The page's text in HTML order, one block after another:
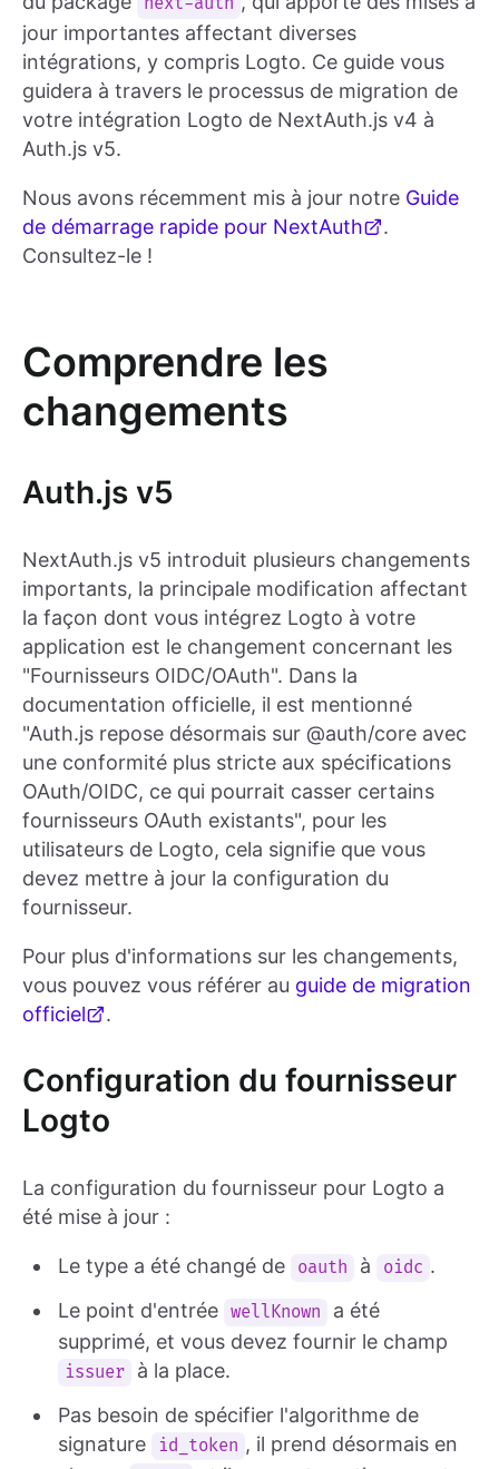
next-auth
jour importantes affectant diverses
intégrations, y compris Logto. Ce guide vous
guidera à travers le processus de migration de
votre intégration Logto de NextAuth.js v4 à
Auth.js v5.
Nous avons récemment mis à jour notre Guide
de démarrage rapide pour NextAuth
.
Consultez-le !
Comprendre les
changements
Auth.js v5
NextAuth.js v5 introduit plusieurs changements
importants, la principale modification affectant
la façon dont vous intégrez Logto à votre
application est le changement concernant les
"Fournisseurs OIDC/OAuth". Dans la
documentation officielle, il est mentionné
"Auth.js repose désormais sur @auth/core avec
une conformité plus stricte aux spécifications
OAuth/OIDC, ce qui pourrait casser certains
fournisseurs OAuth existants", pour les
utilisateurs de Logto, cela signifie que vous
devez mettre à jour la configuration du
fournisseur.
Pour plus d'informations sur les changements,
vous pouvez vous référer au guide de migration
officiel
.
Configuration du fournisseur
Logto
La configuration du fournisseur pour Logto a
été mise à jour :
Le type a été changé de oauth à oidc .
Le point d'entrée wellKnown
a été
supprimé, et vous devez fournir le champ
issuer
à la place.
Pas besoin de spécifier l'algorithme de
signature
id_token , il prend désormais en